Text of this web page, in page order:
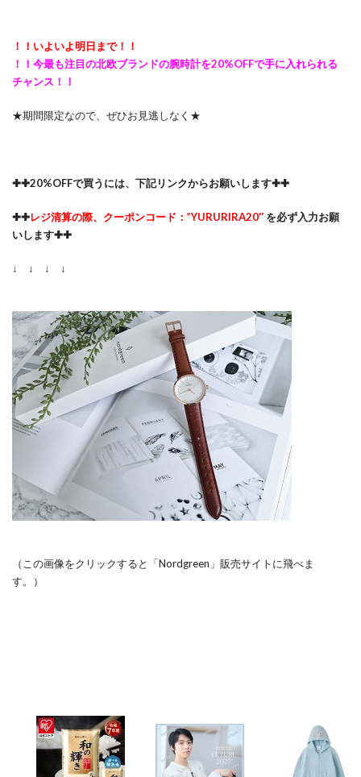
！！いよいよ明日まで！！
！！今最も注目の北欧ブランドの腕時計を20%OFFで手に入れられる
チャンス！！
★期間限定なので、ぜひお見逃しなく★
✚✚20%OFFで買うには、下記リンクからお願いします✚✚
✚✚レジ清算の際、クーポンコード：”YURURIRA20″ を必ず入力お願
いします✚✚
↓ ↓ ↓ ↓
（この画像をクリックすると「Nordgreen」販売サイトに飛べま
す。）